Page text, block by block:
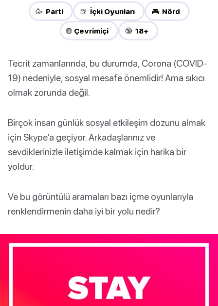
🥳 Parti 🍺 İçki Oyunları 🎮 Nörd
🌐 Çevrimiçi 🔞 18+
Tecrit zamanlarında, bu durumda, Corona (COVID-
19) nedeniyle, sosyal mesafe önemlidir! Ama sıkıcı
olmak zorunda değil.
Birçok insan günlük sosyal etkileşim dozunu almak
için Skype’a geçiyor. Arkadaşlarınız ve
sevdiklerinizle iletişimde kalmak için harika bir
yoldur.
Ve bu görüntülü aramaları bazı içme oyunlarıyla
renklendirmenin daha iyi bir yolu nedir?